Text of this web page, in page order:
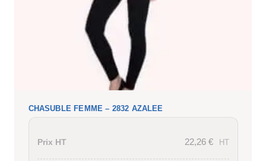
CHASUBLE FEMME – 2832 AZALEE
Prix HT 22,26 € HT